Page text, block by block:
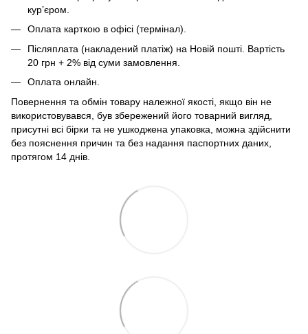
кур’єром.
Оплата карткою в офісі (термінал).
Післяплата (накладений платіж) на Новій пошті. Вартість
20 грн + 2% від суми замовлення.
Оплата онлайн.
Повернення та обмін товару належної якості, якщо він не
використовувався, був збережений його товарний вигляд,
присутні всі бірки та не ушкоджена упаковка, можна здійснити
без пояснення причин та без надання паспортних даних,
протягом 14 днів.